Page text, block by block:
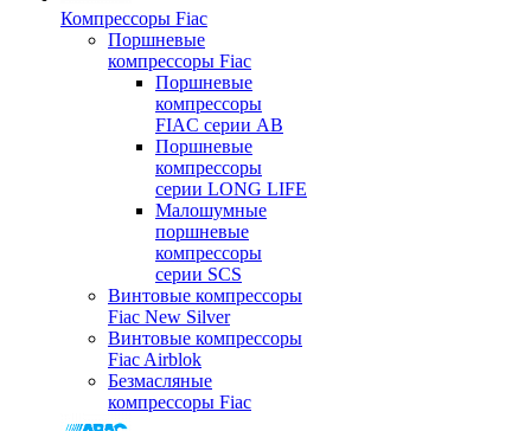
Компрессоры Fiac
Поршневые
компрессоры Fiac
Поршневые
компрессоры
FIAC серии AB
Поршневые
компрессоры
серии LONG LIFE
Малошумные
поршневые
компрессоры
серии SCS
Винтовые компрессоры
Fiac New Silver
Винтовые компрессоры
Fiac Airblok
Безмасляные
компрессоры Fiac